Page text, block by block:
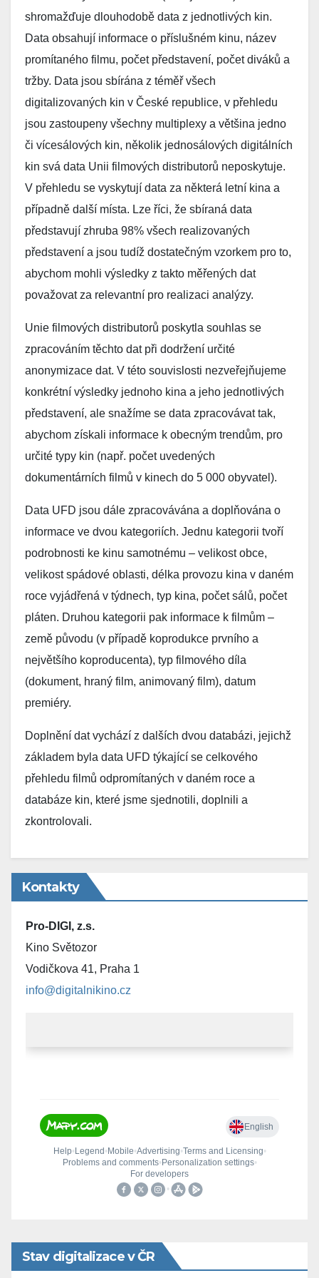
shromažďuje dlouhodobě data z jednotlivých kin.
Data obsahují informace o příslušném kinu, název
promítaného filmu, počet představení, počet diváků a
tržby. Data jsou sbírána z téměř všech
digitalizovaných kin v České republice, v přehledu
jsou zastoupeny všechny multiplexy a většina jedno
či vícesálových kin, několik jednosálových digitálních
kin svá data Unii filmových distributorů neposkytuje.
V přehledu se vyskytují data za některá letní kina a
případně další místa. Lze říci, že sbíraná data
představují zhruba 98% všech realizovaných
představení a jsou tudíž dostatečným vzorkem pro to,
abychom mohli výsledky z takto měřených dat
považovat za relevantní pro realizaci analýzy.
Unie filmových distributorů poskytla souhlas se
zpracováním těchto dat při dodržení určité
anonymizace dat. V této souvislosti nezveřejňujeme
konkrétní výsledky jednoho kina a jeho jednotlivých
představení, ale snažíme se data zpracovávat tak,
abychom získali informace k obecným trendům, pro
určité typy kin (např. počet uvedených
dokumentárních filmů v kinech do 5 000 obyvatel).
Data UFD jsou dále zpracovávána a doplňována o
informace ve dvou kategoriích. Jednu kategorii tvoří
podrobnosti ke kinu samotnému – velikost obce,
velikost spádové oblasti, délka provozu kina v daném
roce vyjádřená v týdnech, typ kina, počet sálů, počet
pláten. Druhou kategorii pak informace k filmům –
země původu (v případě koprodukce prvního a
největšího koproducenta), typ filmového díla
(dokument, hraný film, animovaný film), datum
premiéry.
Doplnění dat vychází z dalších dvou databázi, jejichž
základem byla data UFD týkající se celkového
přehledu filmů odpromítaných v daném roce a
databáze kin, které jsme sjednotili, doplnili a
zkontrolovali.
Kontakty
Pro-DIGI, z.s.
Kino Světozor
Vodičkova 41, Praha 1
info@digitalnikino.cz
Stav digitalizace v ČR